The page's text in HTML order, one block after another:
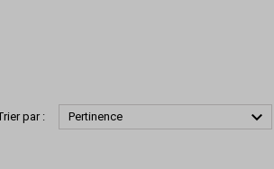
par : Pertinence 